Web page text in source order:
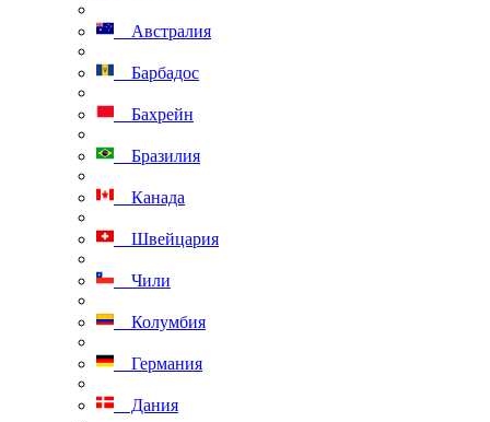
Австралия
Барбадос
Бахрейн
Бразилия
Канада
Швейцария
Чили
Колумбия
Германия
Дания